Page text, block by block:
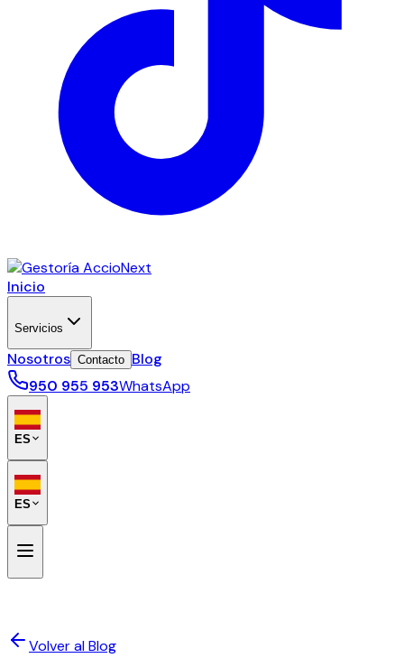
Inicio
Servicios
Nosotros Contacto Blog
950 955 953WhatsApp
ES
ES
Volver al Blog